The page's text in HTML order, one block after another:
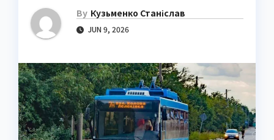
By Кузьменко Станіслав
JUN 9, 2026